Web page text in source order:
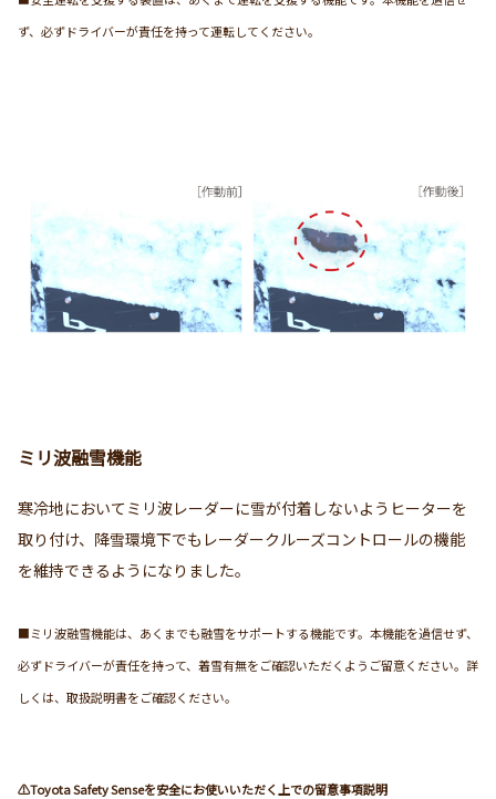
ず、必ずドライバーが責任を持って運転してください。
ミリ波融雪機能
寒冷地においてミリ波レーダーに雪が付着しないようヒーターを
取り付け、降雪環境下でもレーダークルーズコントロールの機能
を維持できるようになりました。
■ミリ波融雪機能は、あくまでも融雪をサポートする機能です。本機能を過信せず、
必ずドライバーが責任を持って、着雪有無をご確認いただくようご留意ください。詳
しくは、取扱説明書をご確認ください。
⚠Toyota Safety Senseを安全にお使いいただく上での留意事項説明